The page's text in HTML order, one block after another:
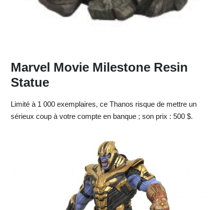
Marvel Movie Milestone Resin
Statue
Limité à 1 000 exemplaires, ce Thanos risque de mettre un
sérieux coup à votre compte en banque ; son prix : 500 $.